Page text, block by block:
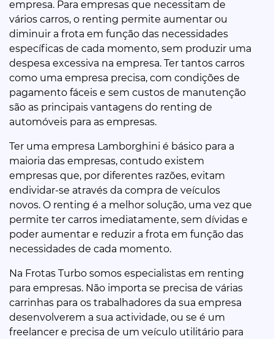
empresa. Para empresas que necessitam de
vários carros, o renting permite aumentar ou
diminuir a frota em função das necessidades
específicas de cada momento, sem produzir uma
despesa excessiva na empresa. Ter tantos carros
como uma empresa precisa, com condições de
pagamento fáceis e sem custos de manutenção
são as principais vantagens do renting de
automóveis para as empresas.
Ter uma empresa Lamborghini é básico para a
maioria das empresas, contudo existem
empresas que, por diferentes razões, evitam
endividar-se através da compra de veículos
novos. O renting é a melhor solução, uma vez que
permite ter carros imediatamente, sem dívidas e
poder aumentar e reduzir a frota em função das
necessidades de cada momento.
Na Frotas Turbo somos especialistas em renting
para empresas. Não importa se precisa de várias
carrinhas para os trabalhadores da sua empresa
desenvolverem a sua actividade, ou se é um
freelancer e precisa de um veículo utilitário para